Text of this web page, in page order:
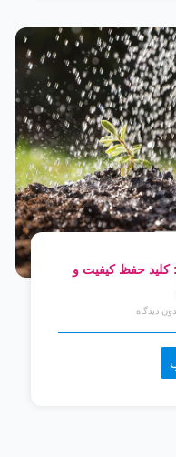
حفظ کیفیت و
دیدگاه